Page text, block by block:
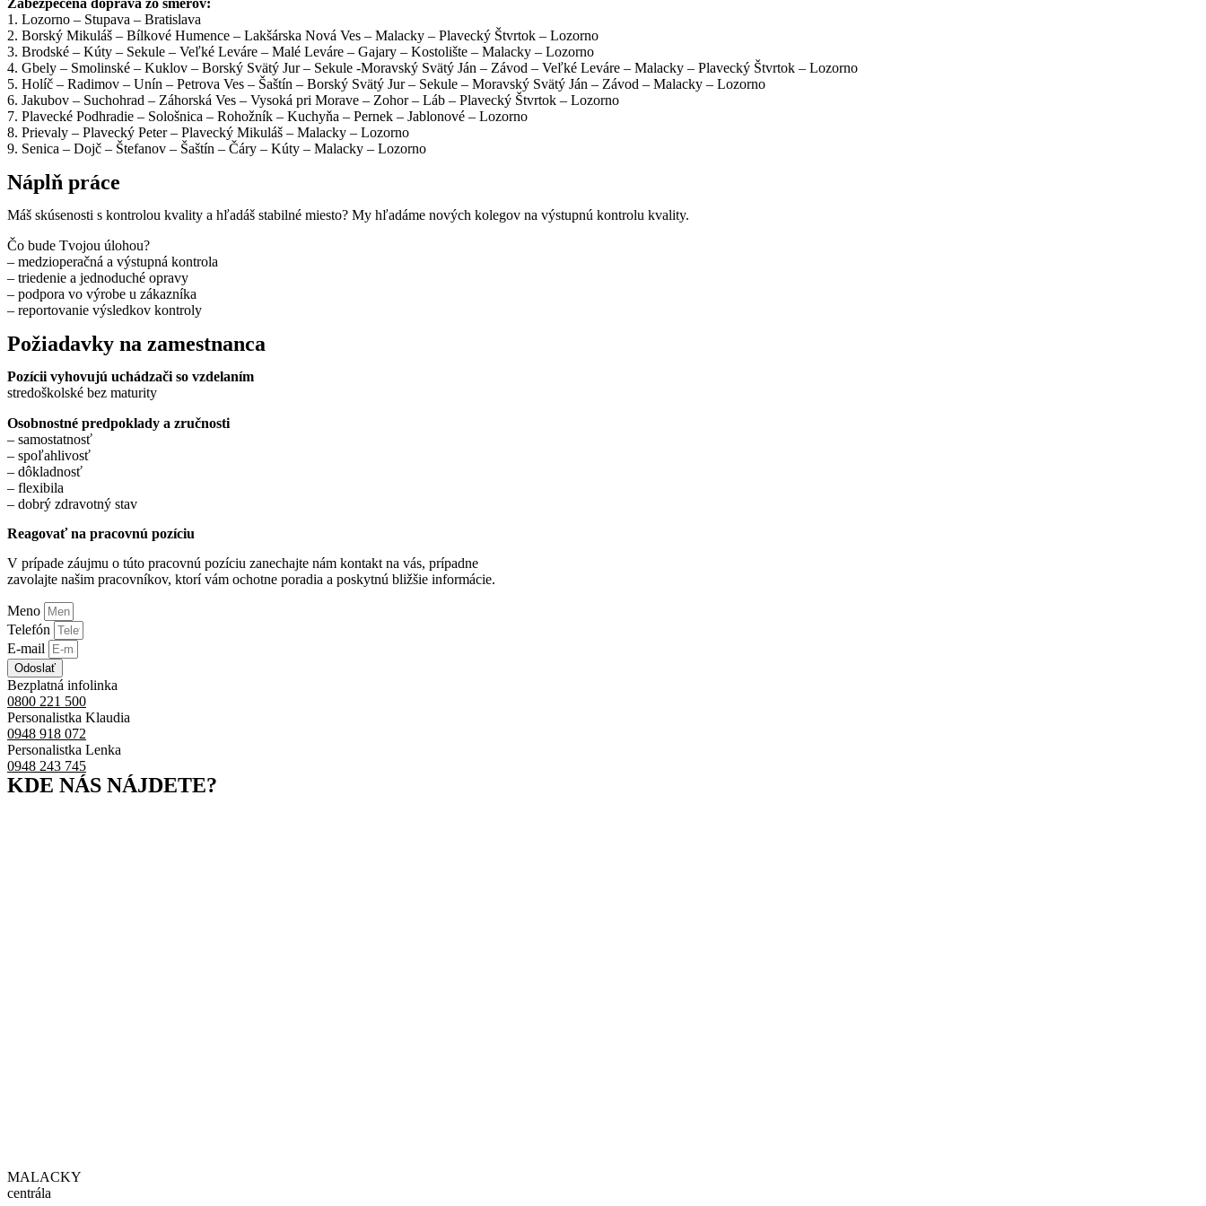
1. Lozorno – Stupava – Bratislava
2. Borský Mikuláš – Bílkové Humence – Lakšárska Nová Ves – Malacky – Plavecký Štvrtok – Lozorno
3. Brodské – Kúty – Sekule – Veľké Leváre – Malé Leváre – Gajary – Kostolište – Malacky – Lozorno
4. Gbely – Smolinské – Kuklov – Borský Svätý Jur – Sekule -Moravský Svätý Ján – Závod – Veľké Leváre – Malacky – Plavecký Štvrtok – Lozorno
5. Holíč – Radimov – Unín – Petrova Ves – Šaštín – Borský Svätý Jur – Sekule – Moravský Svätý Ján – Závod – Malacky – Lozorno
6. Jakubov – Suchohrad – Záhorská Ves – Vysoká pri Morave – Zohor – Láb – Plavecký Štvrtok – Lozorno
7. Plavecké Podhradie – Sološnica – Rohožník – Kuchyňa – Pernek – Jablonové – Lozorno
8. Prievaly – Plavecký Peter – Plavecký Mikuláš – Malacky – Lozorno
9. Senica – Dojč – Štefanov – Šaštín – Čáry – Kúty – Malacky – Lozorno
Náplň práce
Máš skúsenosti s kontrolou kvality a hľadáš stabilné miesto? My hľadáme nových kolegov na výstupnú kontrolu kvality.
Čo bude Tvojou úlohou?
– medzioperačná a výstupná kontrola
– triedenie a jednoduché opravy
– podpora vo výrobe u zákazníka
– reportovanie výsledkov kontroly
Požiadavky na zamestnanca
Pozícii vyhovujú uchádzači so vzdelaním
stredoškolské bez maturity
Osobnostné predpoklady a zručnosti
– samostatnosť
– spoľahlivosť
– dôkladnosť
– flexibila
– dobrý zdravotný stav
Reagovať na pracovnú pozíciu
V prípade záujmu o túto pracovnú pozíciu zanechajte nám kontakt na vás, prípadne
zavolajte našim pracovníkov, ktorí vám ochotne poradia a poskytnú bližšie informácie.
Meno
Telefón
E-mail
Odoslať
Bezplatná infolinka
0800 221 500
Personalistka Klaudia
0948 918 072
Personalistka Lenka
0948 243 745
KDE NÁS NÁJDETE?
MALACKY
centrála